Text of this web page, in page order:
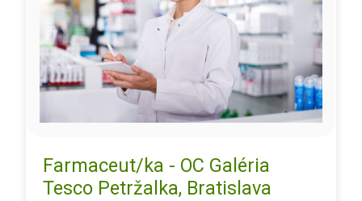
Farmaceut/ka - OC Galéria
Tesco Petržalka, Bratislava